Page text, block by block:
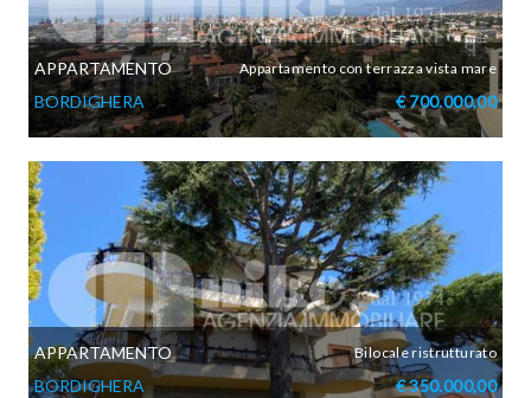
APPARTAMENTO
BORDIGHERA
Appartamento con terrazza vista mare
€ 700.000,00
APPARTAMENTO
BORDIGHERA
Bilocale ristrutturato
€ 350.000,00